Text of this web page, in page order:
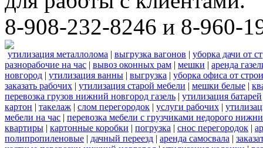
8-908-232-8246 и 8-960-
утилизация металлолома | выгрузка вагонов | уборка дачи от
разнорабочие на час | вывоз оконных рам | мешки | аренда
новгород | утилизация ванны | выгрузка | уборка офиса от
заказать рабочих | утилизация старой мебели | мешки белые |
перевозка грузов нижний новгород газель | утилизация батарей
картон | такелаж | слом перегородок | услуги рабочих |
мебели на час | перевозка мебели с грузчиками недорого
квартиры | картонные коробки | погрузка | снос перегородок |
полипропиленовые | дачный переезд | аренда самосвала |